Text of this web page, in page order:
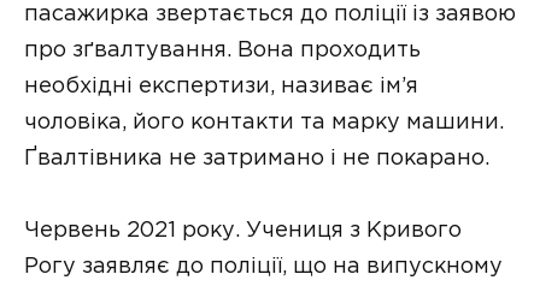
пасажирка звертається до поліції із заявою
про зґвалтування. Вона проходить
необхідні експертизи, називає ім’я
чоловіка, його контакти та марку машини.
Ґвалтівника не затримано і не покарано.
Червень 2021 року. Учениця з Кривого
Рогу заявляє до поліції, що на випускному